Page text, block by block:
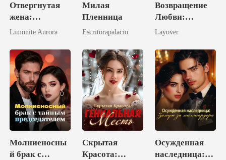
Отвергнутая
жена:
Неожиданное
гениальной
королевы
Limonite Aurora
Милая
Пленница
Escritorapalacio
Возвращение
Любви:
Завоевать
Layover
Молниеносны
й брак с
Скрытая
Красота:
Осужденная
наследница: